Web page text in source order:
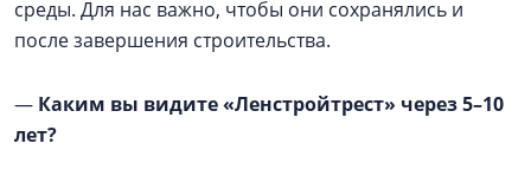
среды. Для нас важно, чтобы они сохранялись и
после завершения строительства.
— Каким вы видите «Ленстройтрест» через 5–10
лет?